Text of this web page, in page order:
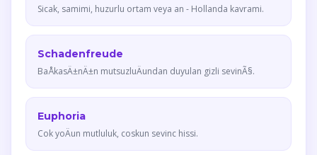
Sicak, samimi, huzurlu ortam veya an - Hollanda kavrami.
Schadenfreude
BaÅkasÄ±nÄ±n mutsuzluÄundan duyulan gizli sevinÃ§.
Euphoria
Cok yoÄun mutluluk, coskun sevinc hissi.